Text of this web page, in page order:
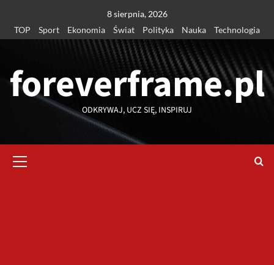
treści
8 sierpnia, 2026
TOP
Sport Ekonomia Świat Polityka Nauka Technologia
foreverframe.pl
ODKRYWAJ, UCZ SIĘ, INSPIRUJ
główne